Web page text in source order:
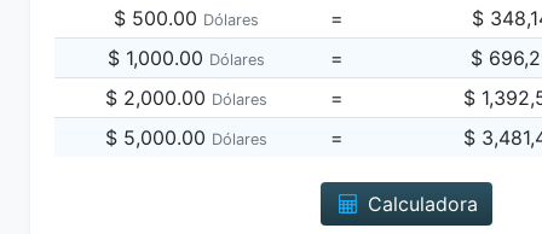
$ 500.00 Dólares = $
$ 1,000.00 Dólares = $
$ 2,000.00 Dólares = $
$ 5,000.00 Dólares = $
Calculadora